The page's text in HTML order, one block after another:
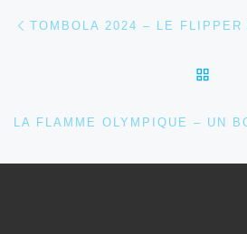
Parcourir les
TOMBOLA 2024 – LE